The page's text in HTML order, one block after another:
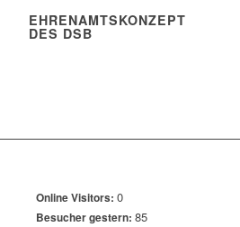
EHRENAMTSKONZEPT
DES DSB
Online Visitors:0
Besucher gestern:85